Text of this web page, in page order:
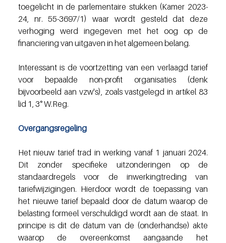
toegelicht in de parlementaire stukken (Kamer 2023-
24, nr. 55-3697/1) waar wordt gesteld dat deze
verhoging werd ingegeven met het oog op de
financiering van uitgaven in het algemeen belang.
Interessant is de voortzetting van een verlaagd tarief
voor bepaalde non-profit organisaties (denk
bijvoorbeeld aan vzw's), zoals vastgelegd in artikel 83
lid 1, 3° W.Reg.
Overgangsregeling
Het nieuw tarief trad in werking vanaf 1 januari 2024.
Dit zonder specifieke uitzonderingen op de
standaardregels voor de inwerkingtreding van
tariefwijzigingen. Hierdoor wordt de toepassing van
het nieuwe tarief bepaald door de datum waarop de
belasting formeel verschuldigd wordt aan de staat. In
principe is dit de datum van de (onderhandse) akte
waarop de overeenkomst aangaande het